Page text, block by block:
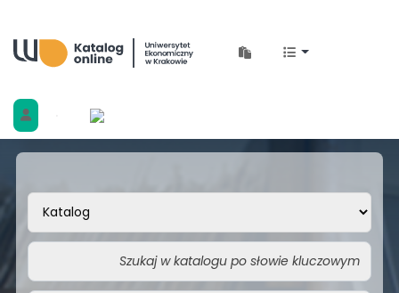
Biblioteka Uniwersytetu Ekonomicznego w